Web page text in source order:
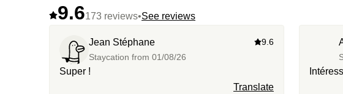
9.6173 reviews•See reviews
Jean Stéphane
Staycation from 01/08/26
9.6
Super !
Translate